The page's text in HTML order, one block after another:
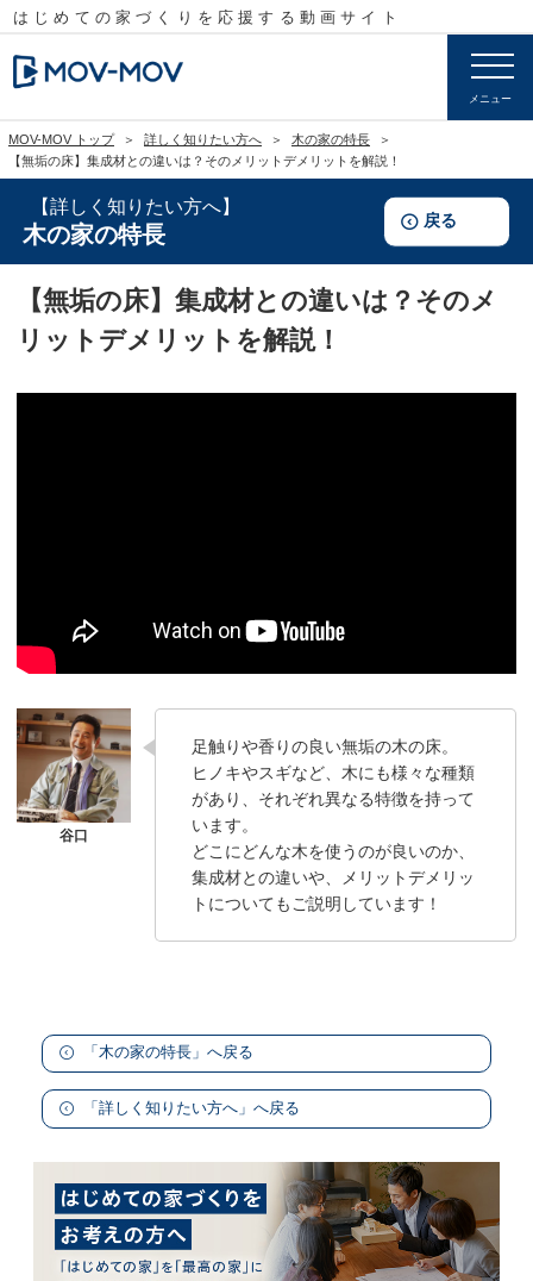
はじめての家づくりを応援する 動画サイト
メニュー
MOV-MOV トップ 詳しく知りたい方へ
木の家の特長
【無垢の床】集成材との違いは？そのメリットデメリットを解説！
詳しく知りたい方へ
木の家の特長
戻る
【無垢の床】集成材との違いは？そのメ
リットデメリットを解説！
足触りや香りの良い無垢の木の床。
ヒノキやスギなど、木にも様々な種類
があり、それぞれ異なる特徴を持って
います。
どこにどんな木を使うのが良いのか、
集成材との違いや、メリットデメリッ
トについてもご説明しています！
「木の家の特長」へ戻る
「詳しく知りたい方へ」へ戻る